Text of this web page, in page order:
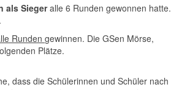
als Siegeralle 6 Runden gewonnen hatte.
Runden gewinnen. Die GSen Mörse,
Plätze.
dass die Schülerinnen und Schüler nach